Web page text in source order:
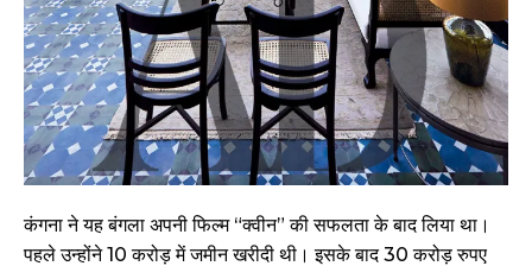
कंगना ने यह बंगला अपनी फिल्म “क्वीन” की सफलता के बाद लिया था।
पहले उन्होंने 10 करोड़ में जमीन खरीदी थी। इसके बाद 30 करोड़ रुपए